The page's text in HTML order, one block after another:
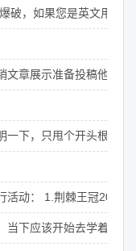
破，如果您是英文用户
文章展示准备投稿他处
一下，只甩个开头根本没
活动： 1.荆棘王冠2023
当下应该开始去学着做些